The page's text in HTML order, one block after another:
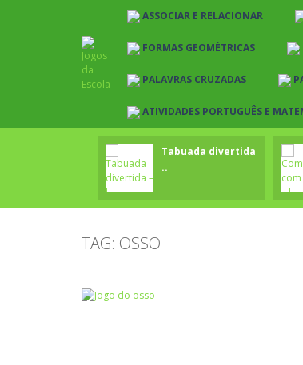
ASSOCIAR E RELACIONAR
FORMAS GEOMÉTRICAS
PALAVRAS CRUZADAS
ATIVIDADES PORTUGUÊS E
Tabuada divertida
..
TAG: OSSO